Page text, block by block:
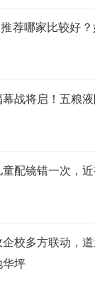
荐哪家比较好
幕战将启！五粮
童配镜错一次，
企校多方联动，
华坪